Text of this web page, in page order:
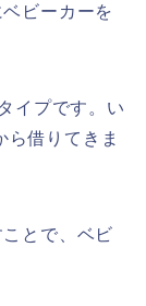
ビーカーを
イプです。い
ら借りてきま
とで、ベビ